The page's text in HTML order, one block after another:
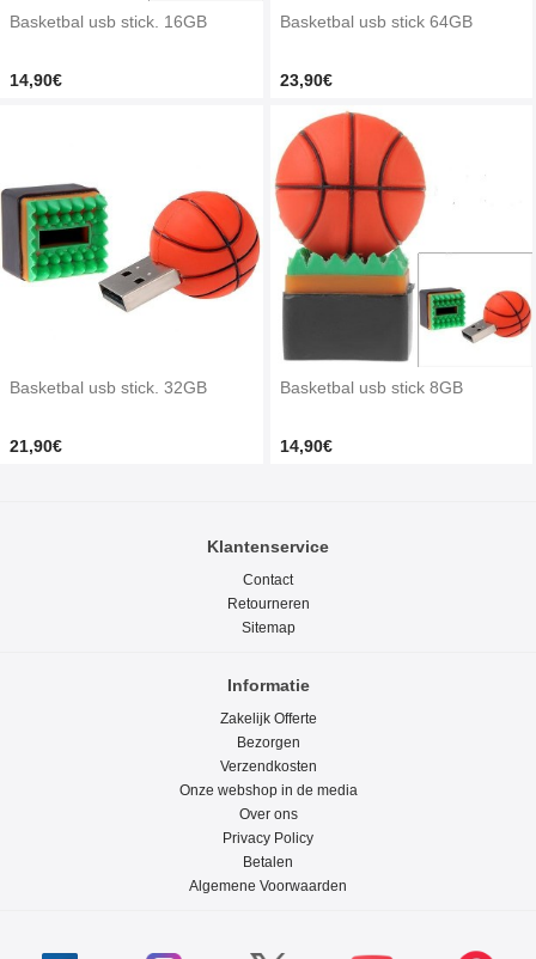
Basketbal usb stick. 16GB
14,90€
Basketbal usb stick 64GB
23,90€
Basketbal usb stick. 32GB
21,90€
Basketbal usb stick 8GB
14,90€
Klantenservice
Contact
Retourneren
Sitemap
Informatie
Zakelijk Offerte
Bezorgen
Verzendkosten
Onze webshop in de media
Over ons
Privacy Policy
Betalen
Algemene Voorwaarden